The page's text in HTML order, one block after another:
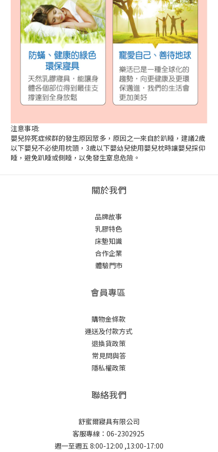
注意事項:
嬰兒猝死症候群的發生原因眾多，原因之一來自於趴睡，建議2歲
以下嬰兒不必使用枕頭，3歲以下嬰幼兒使用嬰兒枕時讓嬰兒採仰
睡，避免趴睡或側睡，以免發生窒息危險。
關於我們
品牌故事
乳膠特色
床墊知識
合作企業
體驗門市
會員專區
購物金條款
運送及付款方式
退換貨政策
常見問與答
隱私權政策
聯絡我們
舒蜜爾寢具有限公司
客服專線：06-2302925
週一至週五 8:00-12:00 ,13:00-17:00